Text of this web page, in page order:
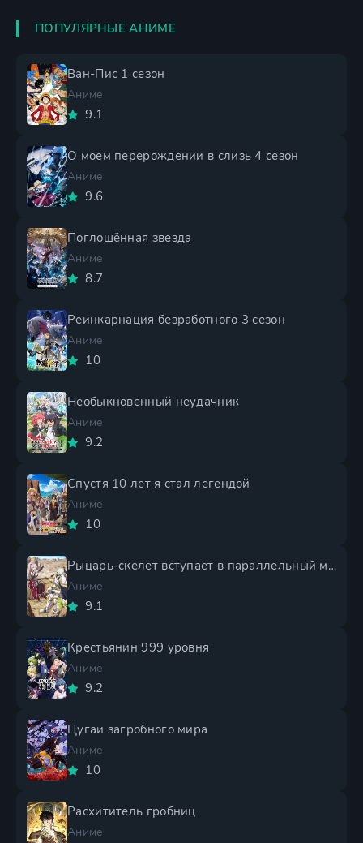
ПОПУЛЯРНЫЕ АНИМЕ
Ван-Пис 1 сезон
Аниме
9.1
О моем перерождении в слизь 4 сезон
Аниме
9.6
Поглощённая звезда
Аниме
8.7
Реинкарнация безработного 3 сезон
Аниме
10
Необыкновенный неудачник
Аниме
9.2
Спустя 10 лет я стал легендой
Аниме
10
Рыцарь-скелет вступает в параллельный мир 2 сезон
Аниме
9.1
Крестьянин 999 уровня
Аниме
9.2
Цугаи загробного мира
Аниме
10
Расхититель гробниц
Аниме